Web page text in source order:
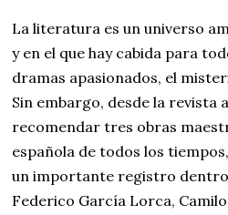
La literatura es un universo
y en el que hay cabida para
dramas apasionados, el
Sin embargo, desde la revista
recomendar tres obras
española de todos los
un importante registro dentro
Federico García Lorca, Camilo